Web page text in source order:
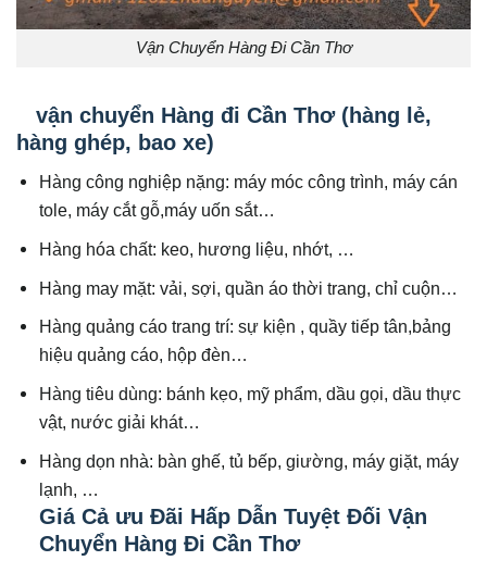
Vận Chuyển Hàng Đi Cần Thơ
vận chuyển Hàng đi Cần Thơ (hàng lẻ,
hàng ghép, bao xe)
Hàng công nghiệp nặng: máy móc công trình, máy cán
tole, máy cắt gỗ,máy uốn sắt…
Hàng hóa chất: keo, hương liệu, nhớt, …
Hàng may mặt: vải, sợi, quần áo thời trang, chỉ cuộn…
Hàng quảng cáo trang trí: sự kiện , quầy tiếp tân,bảng
hiệu quảng cáo, hộp đèn…
Hàng tiêu dùng: bánh kẹo, mỹ phẩm, dầu gọi, dầu thực
vật, nước giải khát…
Hàng dọn nhà: bàn ghế, tủ bếp, giường, máy giặt, máy
lạnh, …
Giá Cả ưu Đãi Hấp Dẫn Tuyệt Đối Vận
Chuyển Hàng Đi Cần Thơ